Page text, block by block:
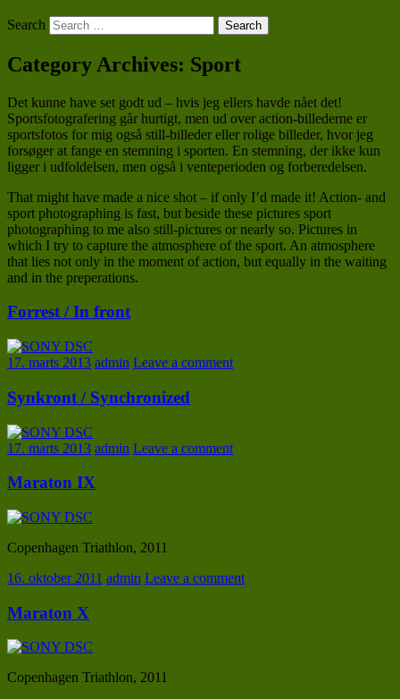
Search
tphoto.dk
POV
Category Archives: Sport
Det kunne have set godt ud – hvis jeg ellers havde nået det!
Sportsfotografering går hurtigt, men ud over action-billederne er
sportsfotos for mig også still-billeder eller rolige billeder, hvor jeg
forsøger at fange en stemning i sporten. En stemning, der ikke kun
ligger i udfoldelsen, men også i venteperioden og forberedelsen.
That might have made a nice shot – if only I’d made it! Action- and
sport photographing is fast, but beside these pictures sport
photographing to me also still-pictures or nearly so. Pictures in
which I try to capture the atmosphere of the sport. An atmosphere
that lies not only in the moment of action, but equally in the waiting
and in the preperations.
Forrest / In front
17. marts 2013 admin Leave a comment
Synkront / Synchronized
17. marts 2013 admin Leave a comment
Maraton IX
Copenhagen Triathlon, 2011
16. oktober 2011 admin Leave a comment
Maraton X
Copenhagen Triathlon, 2011